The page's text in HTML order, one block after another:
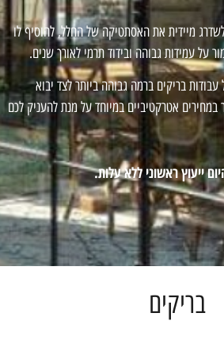
מיידית את האסתטיקה של החלל, להוסיף לו
על עמידות גבוהה ובידוד תרמי לאורך שנים.
בריקים ברמה גבוהה ביותר לצד יבוא
במחירים אטרקטיביים במיוחד על מנת להעניק לכם
ייעוץ ראשוני ללא עלות.
בריקים